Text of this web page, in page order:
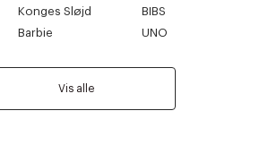
Konges Sløjd
BIBS
Barbie UNO
Vis alle